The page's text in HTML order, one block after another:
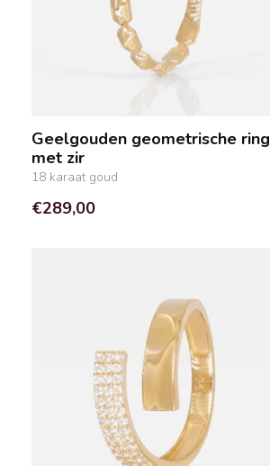
Geelgouden geometrische ring
met zir
18 karaat goud
€289,00